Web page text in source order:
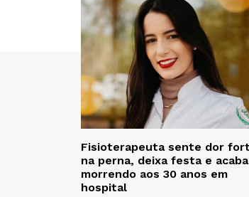
Fisioterapeuta sente dor
na perna, deixa festa e acaba
morrendo aos 30 anos em
hospital